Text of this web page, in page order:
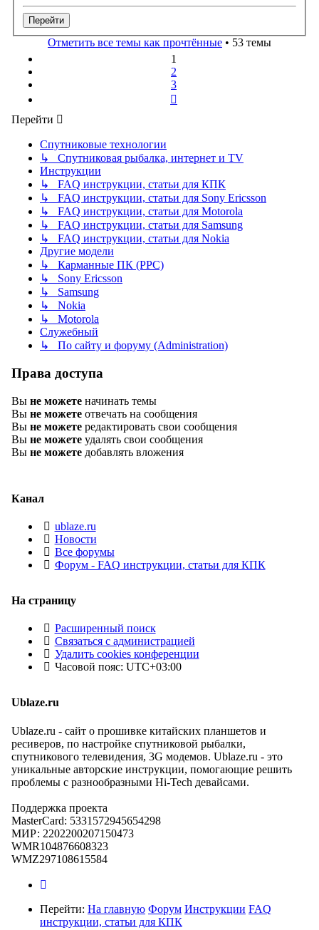
Отметить все темы как прочтённые • 53 темы
1
2
3
Перейти
Спутниковые технологии
↳ Спутниковая рыбалка, интернет и TV
Инструкции
↳ FAQ инструкции, статьи для КПК
↳ FAQ инструкции, статьи для Sony Ericsson
↳ FAQ инструкции, статьи для Motorola
↳ FAQ инструкции, статьи для Samsung
↳ FAQ инструкции, статьи для Nokia
Другие модели
↳ Карманные ПК (PPC)
↳ Sony Ericsson
↳ Samsung
↳ Nokia
↳ Motorola
Служебный
↳ По сайту и форуму (Administration)
Права доступа
Вы не можете начинать темы
Вы не можете отвечать на сообщения
Вы не можете редактировать свои сообщения
Вы не можете удалять свои сообщения
Вы не можете добавлять вложения
Канал
ublaze.ru
Новости
Все форумы
Форум - FAQ инструкции, статьи для КПК
На страницу
Расширенный поиск
Связаться с администрацией
Удалить cookies конференции
Часовой пояс: UTC+03:00
Ublaze.ru
Ublaze.ru - сайт о прошивке китайских планшетов и
ресиверов, по настройке спутниковой рыбалки,
спутникового телевидения, 3G модемов. Ublaze.ru - это
уникальные авторские инструкции, помогающие решить
проблемы с разнообразными Hi-Tech девайсами.
Поддержка проекта
MasterCard: 5331572945654298
МИР: 2202200207150473
WMR104876608323
WMZ297108615584
Перейти: На главную Форум Инструкции FAQ
инструкции, статьи для КПК